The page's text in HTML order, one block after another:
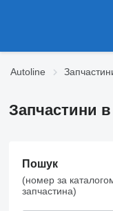
Autoline
Запчастини в
Пошук
(номер за
запчастина)